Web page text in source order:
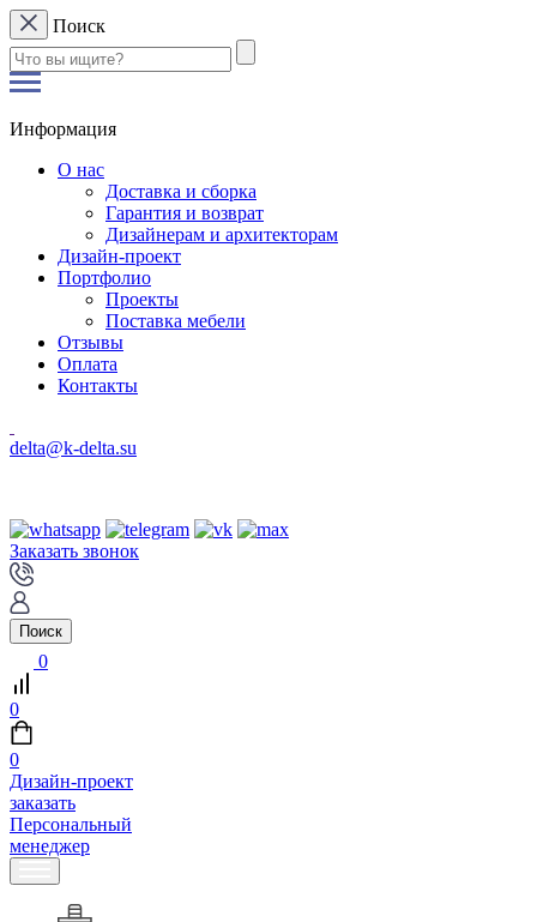
Поиск
Информация
О нас
Доставка и сборка
Гарантия и возврат
Дизайнерам и архитекторам
Дизайн-проект
Портфолио
Проекты
Поставка мебели
Отзывы
Оплата
Контакты
delta@k-delta.su
Заказать звонок
Поиск
0
0
0
Дизайн-проект
заказать
Персональный
менеджер